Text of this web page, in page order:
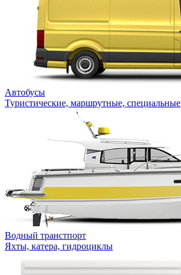
Автобусы
Туристические, маршрутные, специальные
Водный транстпорт
Яхты, катера, гидроциклы